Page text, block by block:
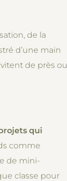
de la
d’une main
de près ou
qui
comme
de mini-
classe pour